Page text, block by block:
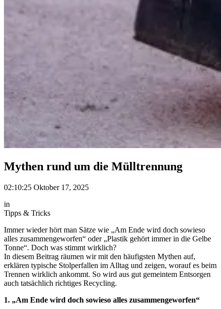
Mythen rund um die Mülltrennung
02:10:25 Oktober 17, 2025
in
Tipps & Tricks
Immer wieder hört man Sätze wie „Am Ende wird doch sowieso
alles zusammengeworfen“ oder „Plastik gehört immer in die Gelbe
Tonne“. Doch was stimmt wirklich?
In diesem Beitrag räumen wir mit den häufigsten Mythen auf,
erklären typische Stolperfallen im Alltag und zeigen, worauf es beim
Trennen wirklich ankommt. So wird aus gut gemeintem Entsorgen
auch tatsächlich richtiges Recycling.
1. „Am Ende wird doch sowieso alles zusammengeworfen“